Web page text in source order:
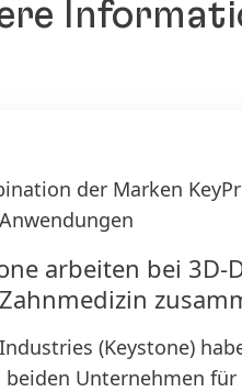
der Marken
arbeiten bei 3D-
(Keystone)
beiden Unternehmen